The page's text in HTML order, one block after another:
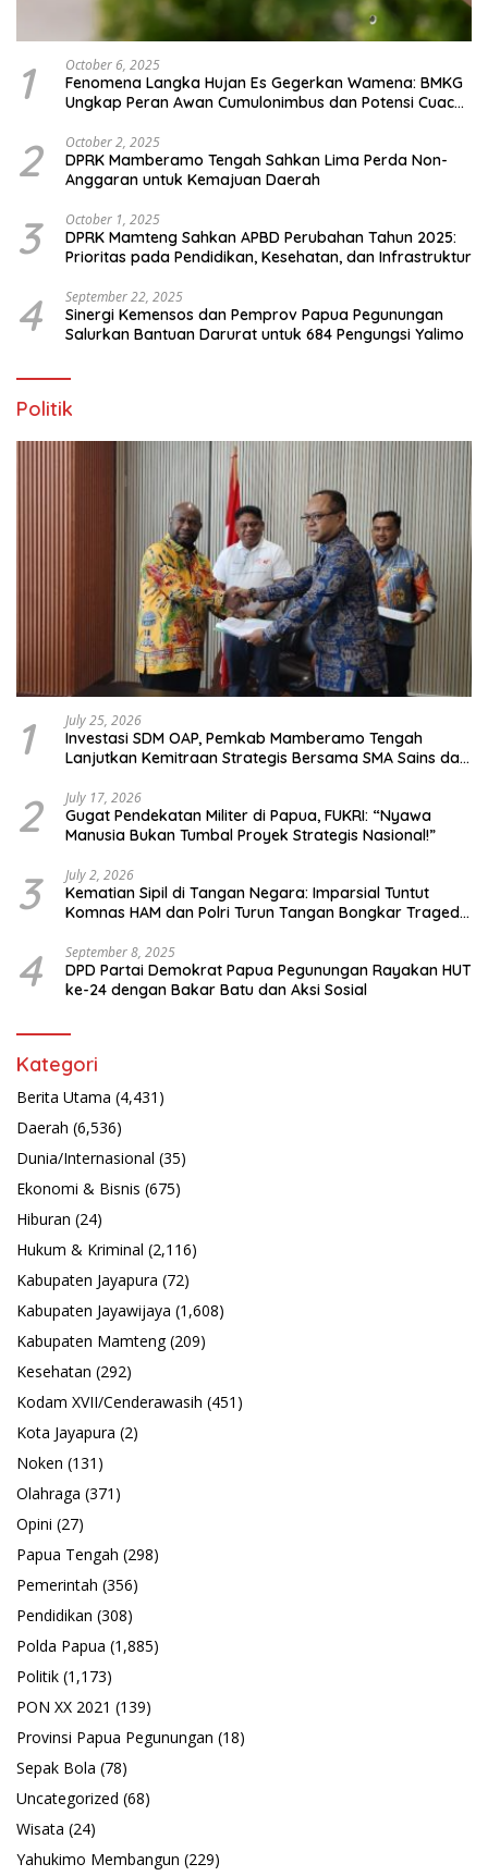
1 October 6, 2025
Fenomena Langka Hujan Es Gegerkan Wamena: BMKG
Ungkap Peran Awan Cumulonimbus dan Potensi Cuaca
2 October 2, 2025
DPRK Mamberamo Tengah Sahkan Lima Perda Non-
Anggaran untuk Kemajuan Daerah
3 October 1, 2025
DPRK Mamteng Sahkan APBD Perubahan Tahun 2025:
Prioritas pada Pendidikan, Kesehatan, dan Infrastruktur
4 September 22, 2025
Sinergi Kemensos dan Pemprov Papua Pegunungan
Salurkan Bantuan Darurat untuk 684 Pengungsi Yalimo
Politik
1 July 25, 2026
Investasi SDM OAP, Pemkab Mamberamo Tengah
Lanjutkan Kemitraan Strategis Bersama SMA Sains dan
2 July 17, 2026
Gugat Pendekatan Militer di Papua, FUKRI: “Nyawa
Manusia Bukan Tumbal Proyek Strategis Nasional!”
3 July 2, 2026
Kematian Sipil di Tangan Negara: Imparsial Tuntut
Komnas HAM dan Polri Turun Tangan Bongkar Tragedi
4 September 8, 2025
DPD Partai Demokrat Papua Pegunungan Rayakan HUT
ke-24 dengan Bakar Batu dan Aksi Sosial
Kategori
Berita Utama (4,431)
Daerah (6,536)
Dunia/Internasional (35)
Ekonomi & Bisnis (675)
Hiburan (24)
Hukum & Kriminal (2,116)
Kabupaten Jayapura (72)
Kabupaten Jayawijaya (1,608)
Kabupaten Mamteng(209)
Kesehatan (292)
Kodam XVII/Cenderawasih (451)
Kota Jayapura (2)
Noken (131)
Olahraga (371)
Opini (27)
Papua Tengah (298)
Pemerintah (356)
Pendidikan (308)
Polda Papua (1,885)
Politik (1,173)
PON XX 2021 (139)
Provinsi Papua Pegunungan (18)
Sepak Bola (78)
Uncategorized (68)
Wisata (24)
Yahukimo Membangun (229)